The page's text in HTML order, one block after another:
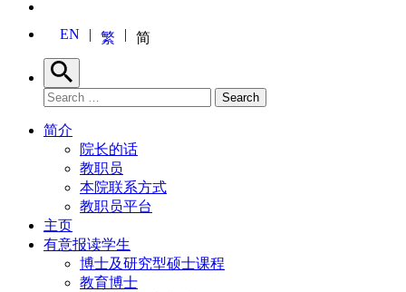
EN 繁 简
Search
Search for: Search
简介
院长的话
教职员
本院联系方式
教职员平台
主页
有意报读学生
博士及研究型硕士课程
教育博士